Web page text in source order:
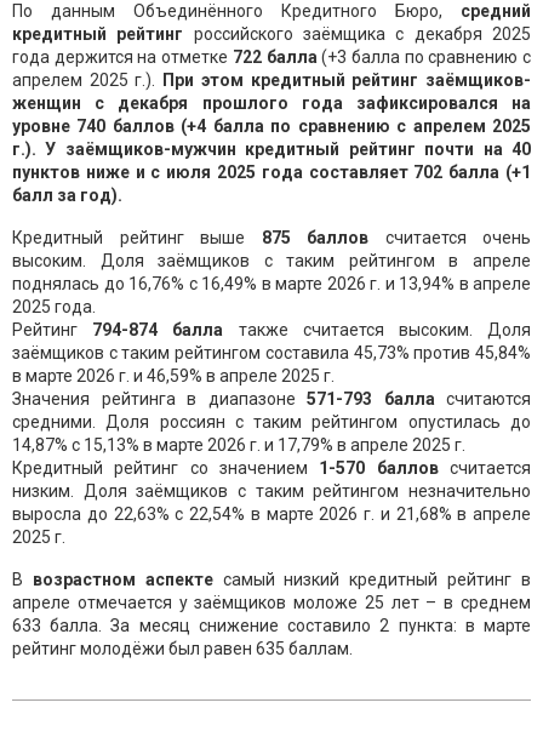
По данным Объединённого Кредитного Бюро, средний
кредитный рейтинг российского заёмщика с декабря 2025
года держится на отметке 722 балла (+3 балла по сравнению с
апрелем 2025 г.).
При этом кредитный рейтинг заёмщиков-
женщин с декабря прошлого года зафиксировался на
уровне 740 баллов (+4 балла по сравнению с апрелем 2025
г.). У заёмщиков-мужчин кредитный рейтинг почти на 40
пунктов ниже и с июля 2025 года составляет 702 балла (+1
балл за год).
Кредитный рейтинг выше 875 баллов считается очень
высоким. Доля заёмщиков с таким рейтингом в апреле
поднялась до 16,76% с 16,49% в марте 2026 г. и 13,94% в апреле
2025 года.
Рейтинг 794-874 балла также считается высоким. Доля
заёмщиков с таким рейтингом составила 45,73% против 45,84%
в марте 2026 г. и 46,59% в апреле 2025 г.
Значения рейтинга в диапазоне 571-793 балла считаются
средними. Доля россиян с таким рейтингом опустилась до
14,87% с 15,13% в марте 2026 г. и 17,79% в апреле 2025 г.
Кредитный рейтинг со значением 1-570 балловсчитается
низким. Доля заёмщиков с таким рейтингом незначительно
выросла до 22,63% с 22,54% в марте 2026 г. и 21,68% в апреле
2025 г.
В возрастном аспектесамый низкий кредитный рейтинг в
апреле отмечается у заёмщиков моложе 25 лет – в среднем
633 балла. За месяц снижение составило 2 пункта: в марте
рейтинг молодёжи был равен 635 баллам.